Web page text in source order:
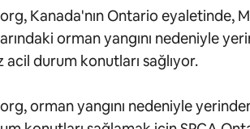
Kanada'nın Ontario eyaletinde,
orman yangını nedeniyle
acil durum konutları sağlıyor.
orman yangını nedeniyle